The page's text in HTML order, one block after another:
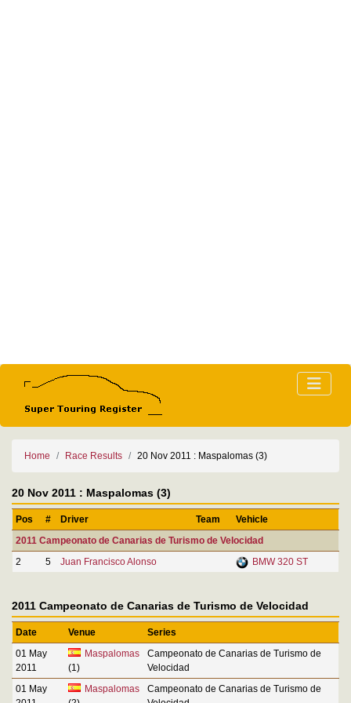
Home Race Results 20 Nov 2011 : Maspalomas (3)
20 Nov 2011 : Maspalomas (3)
Pos # Driver Team
Vehicle
2011 Campeonato de Canarias de Turismo de Velocidad
2
5 Juan Francisco Alonso BMW 320 ST
2011 Campeonato de Canarias de Turismo de Velocidad
Date Venue
Series
01 May
2011
Maspalomas
(1)
Campeonato de Canarias de Turismo de
Velocidad
01 May
Maspalomas
Campeonato de Canarias de Turismo de